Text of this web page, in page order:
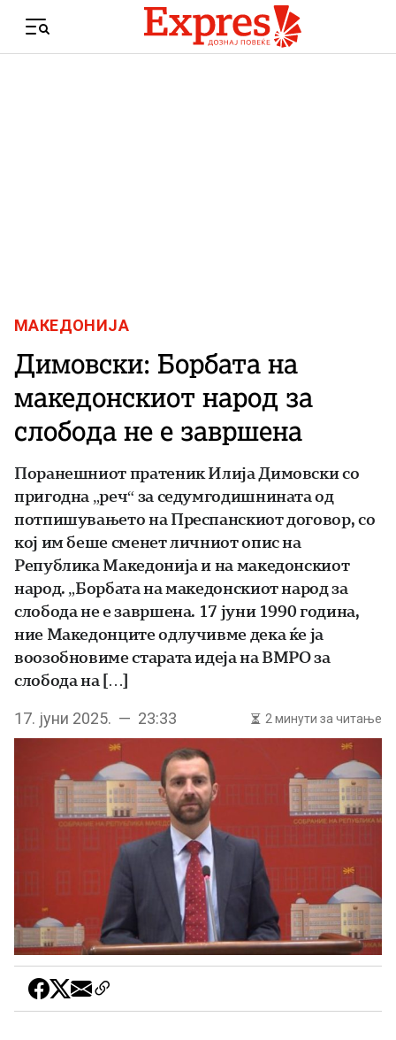
Menu
МАКЕДОНИЈА
Димовски: Борбата на
македонскиот народ за
слобода не е завршена
Поранешниот пратеник Илија Димовски со
пригодна „реч“ за седумгодишнината од
потпишувањето на Преспанскиот договор, со
кој им беше сменет личниот опис на
Република Македонија и на македонскиот
народ. „Борбата на македонскиот народ за
слобода не е завршена. 17 јуни 1990 година,
ние Македонците одлучивме дека ќе ја
воозобновиме старата идеја на ВМРО за
слободa на […]
17. јуни 2025. — 23:33 2 минути за читање